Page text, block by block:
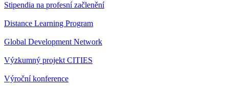
Stipendia na profesní začlenění
Distance Learning Program
Global Development Network
Výzkumný projekt CITIES
Výroční konference